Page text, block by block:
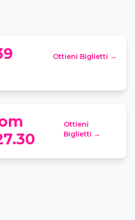
Ottieni Biglietti →
Rock Cafe Milano, Via Dante
Ottieni
Biglietti →